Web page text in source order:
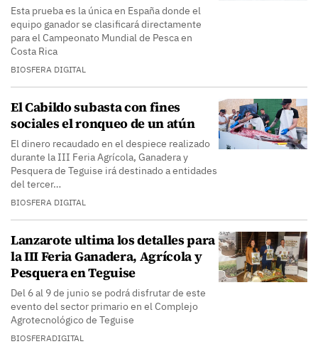
Esta prueba es la única en España donde el
equipo ganador se clasificará directamente
para el Campeonato Mundial de Pesca en
Costa Rica
BIOSFERA DIGITAL
El Cabildo subasta con fines
sociales el ronqueo de un atún
El dinero recaudado en el despiece realizado
durante la III Feria Agrícola, Ganadera y
Pesquera de Teguise irá destinado a entidades
del tercer…
BIOSFERA DIGITAL
Lanzarote ultima los detalles para
la III Feria Ganadera, Agrícola y
Pesquera en Teguise
Del 6 al 9 de junio se podrá disfrutar de este
evento del sector primario en el Complejo
Agrotecnológico de Teguise
BIOSFERADIGITAL